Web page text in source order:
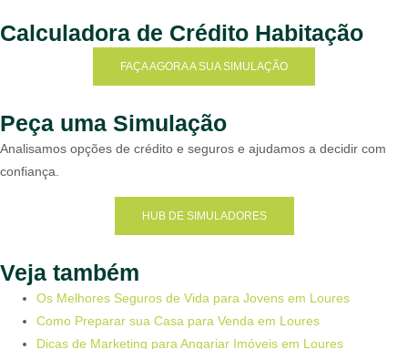
Calculadora de Crédito Habitação
FAÇA AGORA A SUA SIMULAÇÃO
Peça uma Simulação
Analisamos opções de crédito e seguros e ajudamos a decidir com
confiança.
HUB DE SIMULADORES
Veja também
Os Melhores Seguros de Vida para Jovens em Loures
Como Preparar sua Casa para Venda em Loures
Dicas de Marketing para Angariar Imóveis em Loures